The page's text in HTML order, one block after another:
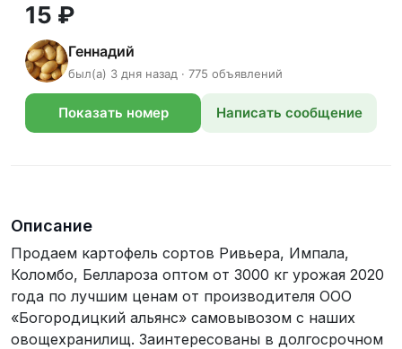
15 ₽
Геннадий
был(а) 3 дня назад · 775 объявлений
Показать номер Написать сообщение
Описание
Продаем картофель сортов Ривьера, Импала,
Коломбо, Беллароза оптом от 3000 кг урожая 2020
года по лучшим ценам от производителя ООО
«Богородицкий альянс» самовывозом с наших
овощехранилищ. Заинтересованы в долгосрочном